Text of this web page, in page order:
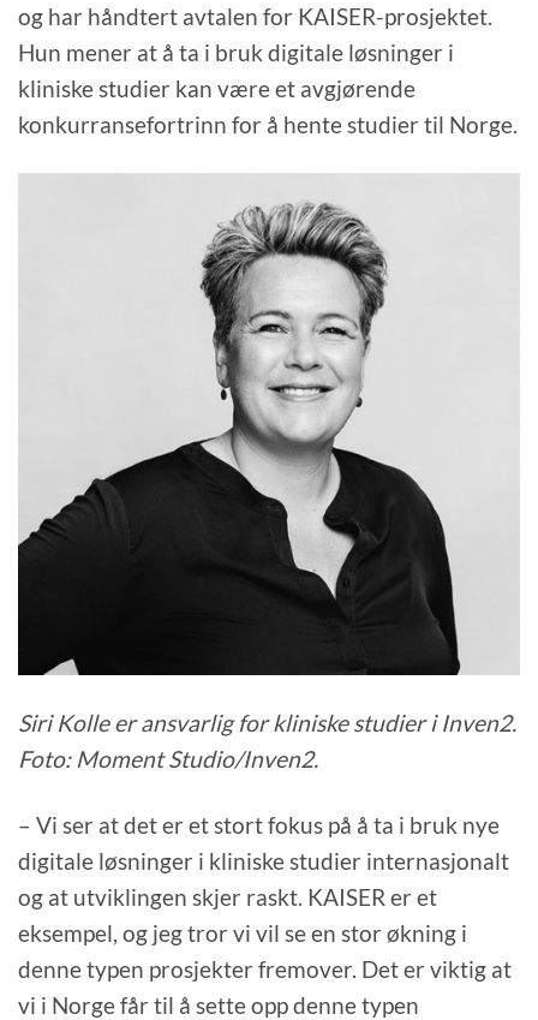
og har håndtert avtalen for KAISER-prosjektet.
Hun mener at å ta i bruk digitale løsninger i
kliniske studier kan være et avgjørende
konkurransefortrinn for å hente studier til Norge.
Siri Kolle er ansvarlig for kliniske studier i Inven2.
Foto: Moment Studio/Inven2.
– Vi ser at det er et stort fokus på å ta i bruk nye
digitale løsninger i kliniske studier internasjonalt
og at utviklingen skjer raskt. KAISER er et
eksempel, og jeg tror vi vil se en stor økning i
denne typen prosjekter fremover. Det er viktig at
vi i Norge får til å sette opp denne typen